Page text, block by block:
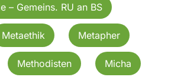
– Gemeins. RU an BS
Metaethik Metapher
Methodisten Micha